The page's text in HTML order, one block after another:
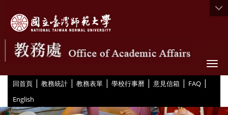
回首頁 | 教務統計 | 教務表單 | 學校行事曆 | 意見信箱 | FAQ |
English